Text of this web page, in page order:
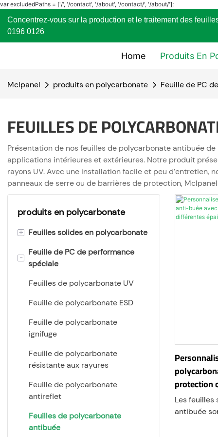
var excludedPaths = ['/', '/contact', '/about', '/contact/', '/about/'];
Concentrez-vous sur la production et le traitement des
0196 0126
Home Produits En
Mclpanel produits en polycarbonate Feuille de PC
FEUILLES DE
Présentation de nos feuilles de polycarbonate antibuée
applications intérieures et extérieures. Notre produit
rayons UV. Avec une installation facile et peu
panneaux de serre ou de barrières de protection,
produits en polycarbonate
+ Feuilles solides en polycarbonate
Feuille plate de polycarbonate
Feuille de polycarbonate givrée
feuille de diffuseur de lumière
en polycarbonate
Feuille de polycarbonate
gaufrée
Feuilles de polycarbonate très
épaisses
Film polycarbonate
prisme
-
Feuille de PC de performance
spéciale
Feuilles de polycarbonate UV
Feuille de polycarbonate ESD
Feuille de polycarbonate
ignifuge
Feuille de polycarbonate
résistante aux rayures
Feuille de polycarbonate
antireflet
Feuilles de polycarbonate
antibuée
protection
Les feuilles
antibuée